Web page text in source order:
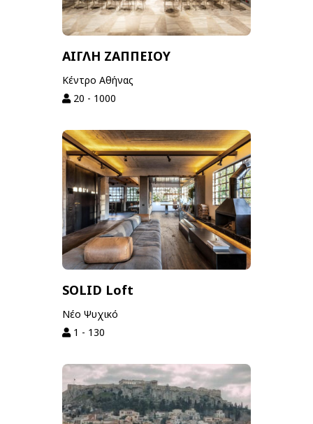
ΑΙΓΛΗ ΖΑΠΠΕΙΟΥ
Κέντρο Αθήνας
20 - 1000
SOLID Loft
Νέο Ψυχικό
1 - 130